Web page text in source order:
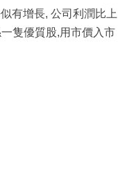
有增長, 公司利潤比上
隻優質股,用市價入市